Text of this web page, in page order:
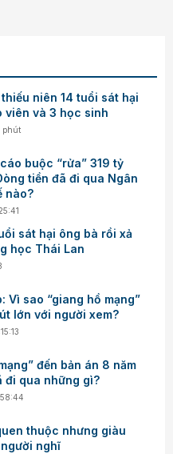
niên 14 tuổi sát hại
viên và 3 học sinh
phút
buộc “rửa” 319 tỷ
tiền đã đi qua Ngân
nào?
sát hại ông bà rồi xả
học Thái Lan
Vì sao “giang hồ mạng”
lớn với người xem?
đến bản án 8 năm
đi qua những gì?
thuộc nhưng giàu
nghĩ